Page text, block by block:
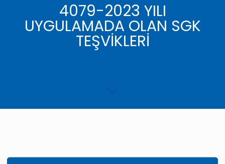
4079-2023 YILI
UYGULAMADA OLAN SGK
TEŞVİKLERİ